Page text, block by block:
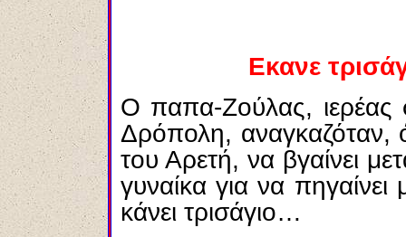
Εκανε
Ο παπα-Ζούλας, ιερέας
Δρόπολη,
του Αρετή, να βγαίνει
γυναίκα για να
κάνει τρισάγιο…